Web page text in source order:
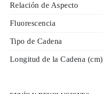
Relación de Aspecto
Fluorescencia
Tipo de Cadena
Longitud de la Cadena (cm)